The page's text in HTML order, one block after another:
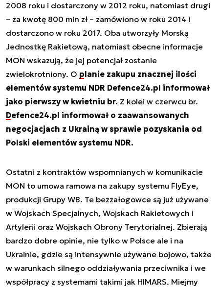
2008 roku i dostarczony w 2012 roku, natomiast drugi
– za kwotę 800 mln zł – zamówiono w roku 2014 i
dostarczono w roku 2017. Oba utworzyły Morską
Jednostkę Rakietową, natomiast obecne informacje
MON wskazują, że jej potencjał zostanie
zwielokrotniony. O planie zakupu znacznej ilości
elementów systemu NDR Defence24.pl informował
jako pierwszy w kwietniu br. Z kolei w czerwcu br.
Defence24.pl informował o zaawansowanych
negocjacjach z Ukrainą w sprawie pozyskania od
Polski elementów systemu NDR.
Ostatni z kontraktów wspomnianych w komunikacie
MON to umowa ramowa na zakupy systemu FlyEye,
produkcji Grupy WB. Te bezzałogowce są już używane
w Wojskach Specjalnych, Wojskach Rakietowych i
Artylerii oraz Wojskach Obrony Terytorialnej. Zbierają
bardzo dobre opinie, nie tylko w Polsce ale i na
Ukrainie, gdzie są intensywnie używane bojowo, także
w warunkach silnego oddziaływania przeciwnika i we
współpracy z systemami takimi jak HIMARS. Miejmy